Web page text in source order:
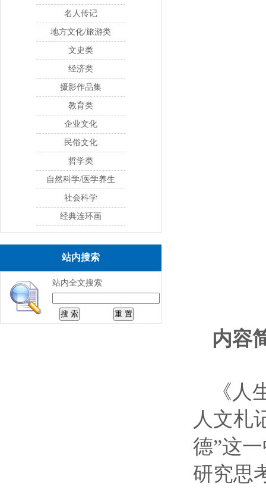
名人传记
地方文化/旅游类
文史类
经济类
摄影作品集
教育类
企业文化
民俗文化
哲学类
自然科学/医学养生
社会科学
经典连环画
站内搜索
站内全文搜索
内容
《
人文札
德”这
研究思